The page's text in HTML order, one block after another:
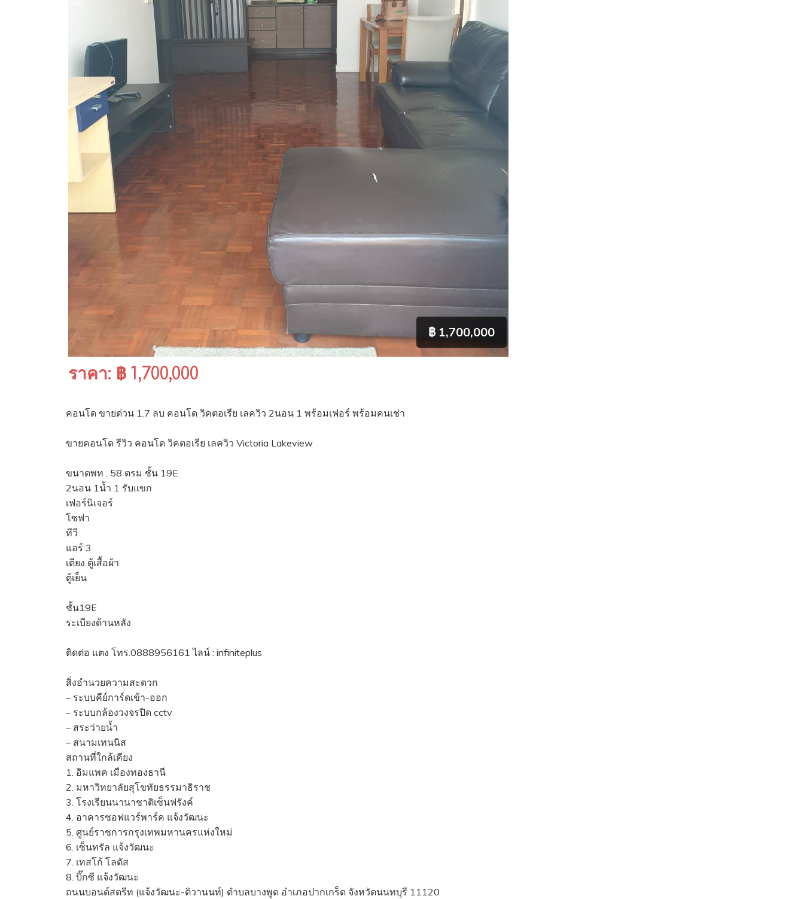
฿ 1,700,000
ราคา: ฿ 1,700,000
คอนโด ขายด่วน 1.7 ลบ คอนโด วิคตอเรีย เลควิว 2นอน 1 พร้อมเฟอร์ พร้อมคนเช่า
ขายคอนโด รีวิว คอนโด วิคตอเรีย เลควิว Victoria Lakeview
ขนาดพท . 58 ตรม ชั้น 19E
2นอน 1น้ำ 1 รับแขก
เฟอร์นิเจอร์
โซฟา
ทีวี
แอร์ 3
เตียง ตู้เสื้อผ้า
ตู้เย็น
ชั้น19E
ระเบียงด้านหลัง
ติดต่อ แตง โทร.0888956161 ไลน์ : infiniteplus
สิ่งอำนวยความสะดวก
– ระบบคีย์การ์ดเข้า-ออก
– ระบบกล้องวงจรปิด cctv
– สระว่ายน้ำ
– สนามเทนนิส
สถานที่ใกล้เคียง
1. อิมแพค เมืองทองธานี
2. มหาวิทยาลัยสุโขทัยธรรมาธิราช
3. โรงเรียนนานาชาติเซ็นฟรังค์
4. อาคารซอฟแวร์พาร์ค แจ้งวัฒนะ
5. ศูนย์ราชการกรุงเทพมหานครแห่งใหม่
6. เซ็นทรัล แจ้งวัฒนะ
7. เทสโก้ โลตัส
8. บิ๊กซี แจ้งวัฒนะ
ถนนบอนด์สตรีท (แจ้งวัฒนะ-ติวานนท์) ตำบลบางพูด อำเภอปากเกร็ด จังหวัดนนทบุรี 11120